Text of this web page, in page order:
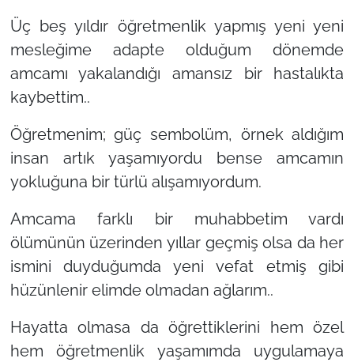
Üç beş yıldır öğretmenlik yapmış yeni yeni
mesleğime adapte olduğum dönemde
amcamı yakalandığı amansız bir hastalıkta
kaybettim..
Öğretmenim; güç sembolüm, örnek aldığım
insan artık yaşamıyordu bense amcamın
yokluğuna bir türlü alışamıyordum.
Amcama farklı bir muhabbetim vardı
ölümünün üzerinden yıllar geçmiş olsa da her
ismini duyduğumda yeni vefat etmiş gibi
hüzünlenir elimde olmadan ağlarım..
Hayatta olmasa da öğrettiklerini hem özel
hem öğretmenlik yaşamımda uygulamaya